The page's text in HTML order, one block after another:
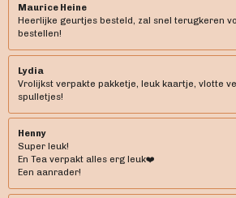
o
o
g
r
m
A
p
Maurice Heine
Heerlijke geurtjes besteld, zal snel terugkeren
bestellen!
Lydia
Vrolijkst verpakte pakketje, leuk kaartje, vlotte
spulletjes!
Henny
Super leuk!
En Tea verpakt alles erg leuk❤️
Een aanrader!